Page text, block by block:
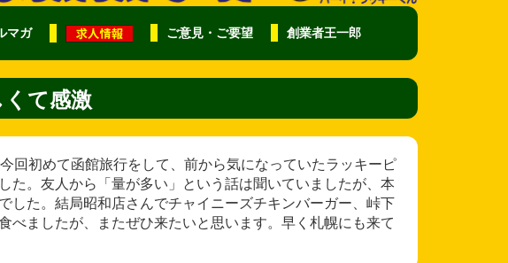
マガ ご意見・ご要望 創業者王一郎
て感激
回初めて函館旅行をして、前から気になっていたラッキーピ
た。友人から「量が多い」という話は聞いていましたが、本
した。結局昭和店さんでチャイニーズチキンバーガー、峠下
べましたが、またぜひ来たいと思います。早く札幌にも来て